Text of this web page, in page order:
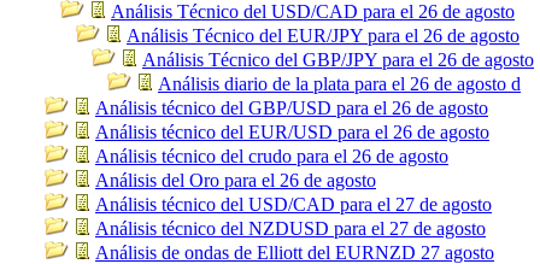
Análisis Técnico del USD/CAD para el 26 de agosto
Análisis Técnico del EUR/JPY para el 26 de agosto
Análisis Técnico del GBP/JPY para el 26 de agosto
Análisis diario de la plata para el 26 de agosto d
Análisis técnico del GBP/USD para el 26 de agosto
Análisis técnico del EUR/USD para el 26 de agosto
Análisis técnico del crudo para el 26 de agosto
Análisis del Oro para el 26 de agosto
Análisis técnico del USD/CAD para el 27 de agosto
Análisis técnico del NZDUSD para el 27 de agosto
Análisis de ondas de Elliott del EURNZD 27 agosto